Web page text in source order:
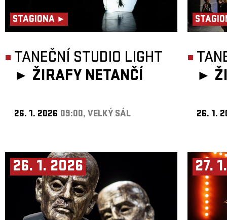
STAGIONA ►
TANEČNÍ STUDIO LIGHT
► ŽIRAFY NETANČÍ
26. 1. 2026 09:00, VELKÝ SÁL
►
26. 1.
26. 1. 2026 27.